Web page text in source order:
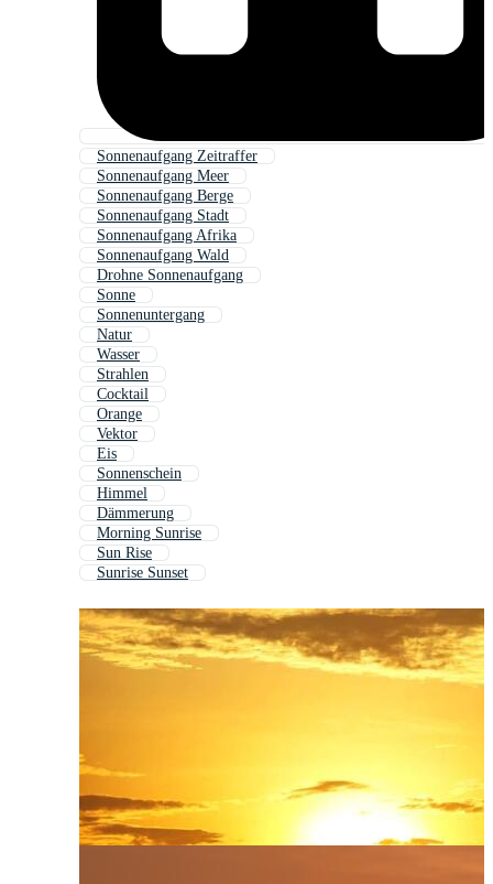
Sonnenaufgang Zeitraffer
Sonnenaufgang Meer
Sonnenaufgang Berge
Sonnenaufgang Stadt
Sonnenaufgang Afrika
Sonnenaufgang Wald
Drohne Sonnenaufgang
Sonne
Sonnenuntergang
Natur
Wasser
Strahlen
Cocktail
Orange
Vektor
Eis
Sonnenschein
Himmel
Dämmerung
Morning Sunrise
Sun Rise
Sunrise Sunset